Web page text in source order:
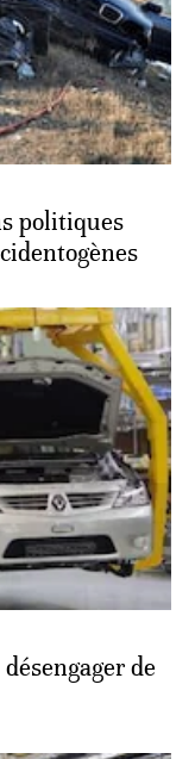
politiques
de